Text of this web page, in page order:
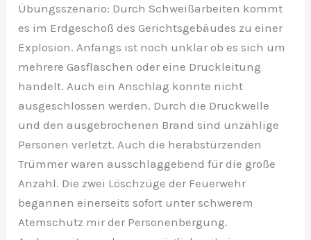
Übungsszenario: Durch Schweißarbeiten kommt
es im Erdgeschoß des Gerichtsgebäudes zu einer
Explosion. Anfangs ist noch unklar ob es sich um
mehrere Gasflaschen oder eine Druckleitung
handelt. Auch ein Anschlag konnte nicht
ausgeschlossen werden. Durch die Druckwelle
und den ausgebrochenen Brand sind unzählige
Personen verletzt. Auch die herabstürzenden
Trümmer waren ausschlaggebend für die große
Anzahl. Die zwei Löschzüge der Feuerwehr
begannen einerseits sofort unter schwerem
Atemschutz mir der Personenbergung.